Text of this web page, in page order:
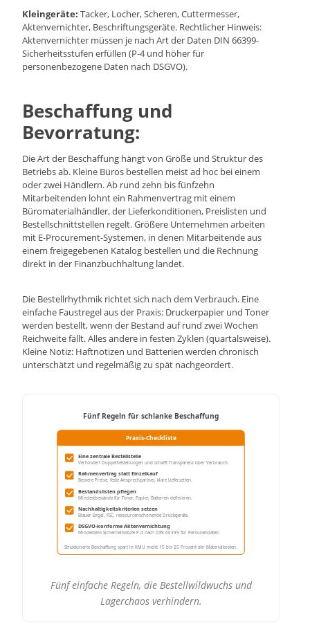
Kleingeräte: Tacker, Locher, Scheren, Cuttermesser,
Aktenvernichter, Beschriftungsgeräte. Rechtlicher Hinweis:
Aktenvernichter müssen je nach Art der Daten DIN 66399-
Sicherheitsstufen erfüllen (P-4 und höher für
personenbezogene Daten nach DSGVO).
Beschaffung und
Bevorratung:
Die Art der Beschaffung hängt von Größe und Struktur des
Betriebs ab. Kleine Büros bestellen meist ad hoc bei einem
oder zwei Händlern. Ab rund zehn bis fünfzehn
Mitarbeitenden lohnt ein Rahmenvertrag mit einem
Büromaterialhändler, der Lieferkonditionen, Preislisten und
Bestellschnittstellen regelt. Größere Unternehmen arbeiten
mit E-Procurement-Systemen, in denen Mitarbeitende aus
einem freigegebenen Katalog bestellen und die Rechnung
direkt in der Finanzbuchhaltung landet.
Die Bestellrhythmik richtet sich nach dem Verbrauch. Eine
einfache Faustregel aus der Praxis: Druckerpapier und Toner
werden bestellt, wenn der Bestand auf rund zwei Wochen
Reichweite fällt. Alles andere in festen Zyklen (quartalsweise).
Kleine Notiz: Haftnotizen und Batterien werden chronisch
unterschätzt und regelmäßig zu spät nachgeordert.
Fünf Regeln für schlanke Beschaffung
Praxis-Checkliste
Eine zentrale Bestellstelle
Verhindert Doppelbestellungen und schafft Transparenz über Verbrauch.
Rahmenvertrag statt Einzelkauf
Bessere Preise, feste Ansprechpartner, klare Lieferzeiten.
Bestandslisten pflegen
Mindestbestände für Toner, Papier, Batterien definieren.
Nachhaltigkeitskriterien setzen
Blauer Engel, FSC, ressourcenschonende Druckgeräte.
DSGVO-konforme Aktenvernichtung
Mindestens Sicherheitsstufe P-4 nach DIN 66399 für Personendaten.
Strukturierte Beschaffung spart in KMU meist 15 bis 25 Prozent der Materialkosten.
Fünf einfache Regeln, die Bestellwildwuchs und
Lagerchaos verhindern.